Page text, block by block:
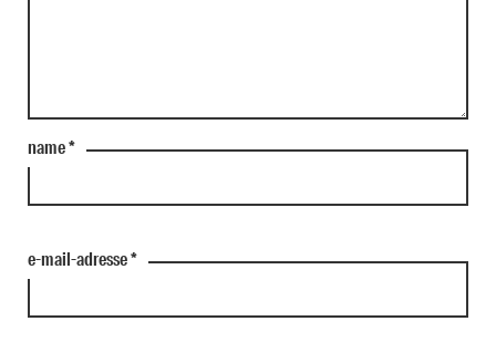
name*
e-mail-adresse*